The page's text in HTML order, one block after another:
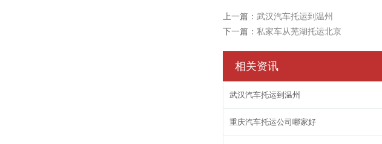
上一篇： 武汉汽车托运到温州
下一篇： 私家车从芜湖托运北京
相关资讯
武汉汽车托运到温州
重庆汽车托运公司哪家好